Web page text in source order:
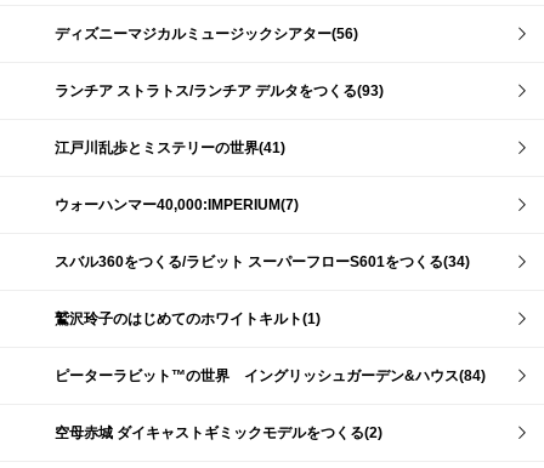
ディズニーマジカルミュージックシアター(56)
ランチア ストラトス/ランチア デルタをつくる(93)
江戸川乱歩とミステリーの世界(41)
ウォーハンマー40,000:IMPERIUM(7)
スバル360をつくる/ラビット スーパーフローS601をつくる(34)
鷲沢玲子のはじめてのホワイトキルト(1)
ピーターラビット™の世界 イングリッシュガーデン&ハウス(84)
空母赤城 ダイキャストギミックモデルをつくる(2)